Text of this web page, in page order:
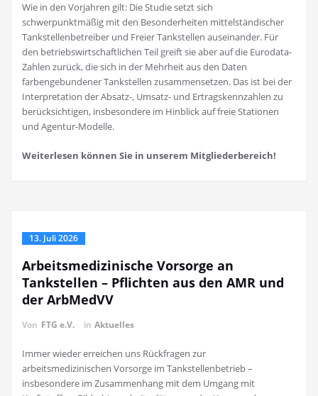
Wie in den Vorjahren gilt: Die Studie setzt sich
schwerpunktmäßig mit den Besonderheiten mittelständischer
Tankstellenbetreiber und Freier Tankstellen auseinander. Für
den betriebswirtschaftlichen Teil greift sie aber auf die Eurodata-
Zahlen zurück, die sich in der Mehrheit aus den Daten
farbengebundener Tankstellen zusammensetzen. Das ist bei der
Interpretation der Absatz-, Umsatz- und Ertragskennzahlen zu
berücksichtigen, insbesondere im Hinblick auf freie Stationen
und Agentur-Modelle.
Weiterlesen können Sie in unserem Mitgliederbereich!
13. Juli 2026
Arbeitsmedizinische Vorsorge an
Tankstellen – Pflichten aus den AMR und
der ArbMedVV
Von FTG e.V. in Aktuelles
Immer wieder erreichen uns Rückfragen zur
arbeitsmedizinischen Vorsorge im Tankstellenbetrieb –
insbesondere im Zusammenhang mit dem Umgang mit